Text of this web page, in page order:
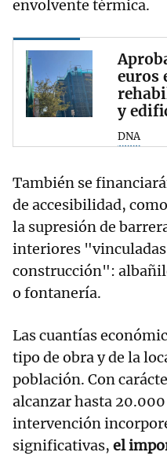
envolvente térmica.
euros
y
DNA
También se
de accesibilidad,
la supresión de
interiores "vinculadas
construcción":
o fontanería.
Las cuantías
tipo de obra y de la
población. Con
alcanzar hasta
intervención
significativas, el